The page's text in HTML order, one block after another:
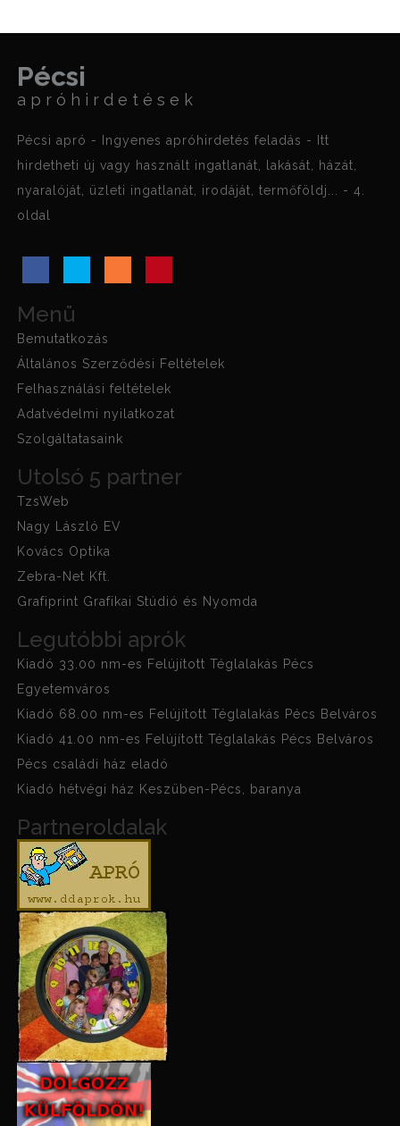
Pécsi
apróhirdetések
Pécsi apró - Ingyenes apróhirdetés feladás - Itt
hirdetheti új vagy használt ingatlanát, lakását, házát,
nyaralóját, üzleti ingatlanát, irodáját, termőföldj... - 4.
oldal
Menü
Bemutatkozás
Általános Szerződési Feltételek
Felhasználási feltételek
Adatvédelmi nyilatkozat
Szolgáltatasaink
Utolsó 5 partner
TzsWeb
Nagy László EV
Kovács Optika
Zebra-Net Kft.
Grafiprint Grafikai Stúdió és Nyomda
Legutóbbi aprók
Kiadó 33.00 nm-es Felújított Téglalakás Pécs
Egyetemváros
Kiadó 68.00 nm-es Felújított Téglalakás Pécs Belváros
Kiadó 41.00 nm-es Felújított Téglalakás Pécs Belváros
Pécs családi ház eladó
Kiadó hétvégi ház Keszüben-Pécs, baranya
Partneroldalak